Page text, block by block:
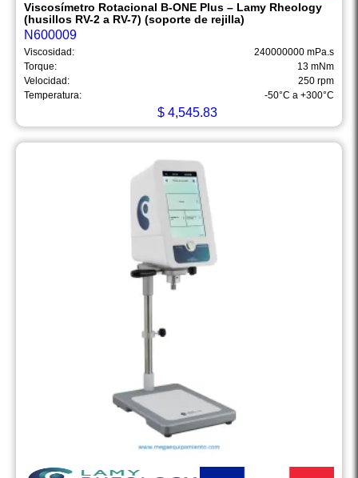
Viscosímetro Rotacional B-ONE Plus – Lamy Rheology
(husillos RV-2 a RV-7) (soporte de rejilla)
N600009
Viscosidad:
240000000 mPa.s
Torque:
13 mNm
Velocidad:
250 rpm
Temperatura:
-50°C a +300°C
$4,545.83